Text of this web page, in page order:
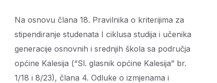
Na osnovu člana 18. Pravilnika o kriterijima za
stipendiranje studenata I ciklusa studija i učenika
generacije osnovnih i srednjih škola sa područja
općine Kalesija (“Sl. glasnik općine Kalesija” br.
1/18 i 8/23), člana 4. Odluke o izmjenama i